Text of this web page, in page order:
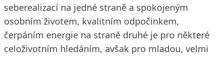
seberealizací na jedné straně a spokojeným
osobním životem, kvalitním odpočinkem,
čerpáním energie na straně druhé je pro některé
celoživotním hledáním, avšak pro mladou, velmi